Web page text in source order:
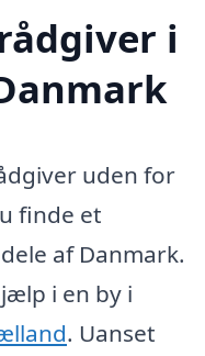
i
uden for
finde et
af Danmark.
i en by i
. Uanset